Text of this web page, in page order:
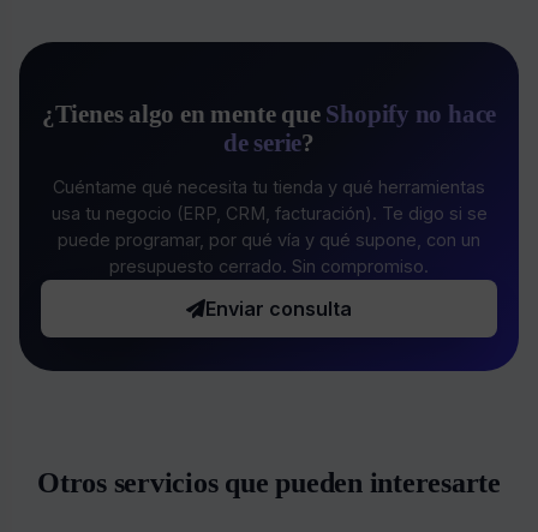
¿Tienes algo en mente que Shopify no hace
de serie?
Cuéntame qué necesita tu tienda y qué herramientas
usa tu negocio (ERP, CRM, facturación). Te digo si se
puede programar, por qué vía y qué supone, con un
presupuesto cerrado. Sin compromiso.
Enviar consulta
Otros servicios que pueden interesarte